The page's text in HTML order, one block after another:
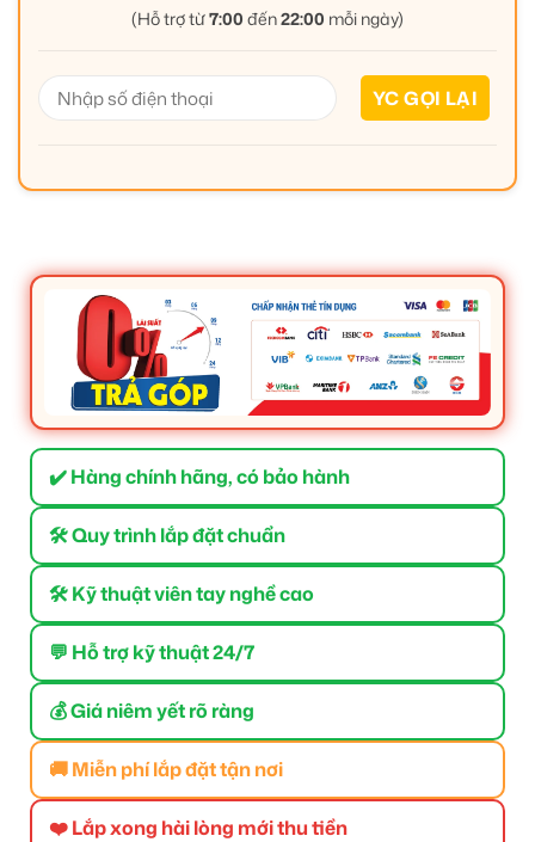
(Hỗ trợ từ7:00 đến22:00 mỗi ngày)
✔️ Hàng chính hãng, có bảo hành
🛠 Quy trình lắp đặt chuẩn
🛠 Kỹ thuật viên tay nghề cao
💬 Hỗ trợ kỹ thuật 24/7
💰 Giá niêm yết rõ ràng
🚚 Miễn phí lắp đặt tận nơi
❤️ Lắp xong hài lòng mới thu tiền